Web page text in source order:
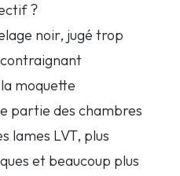
?
noir, jugé trop
moquette
partie des chambres
lames LVT, plus
et beaucoup plus